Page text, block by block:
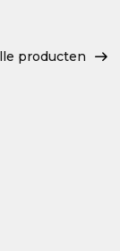
producten